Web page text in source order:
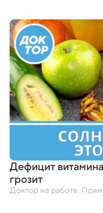
Дефицит
грозит
Доктор на работе.